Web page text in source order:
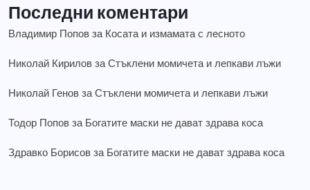
Последни коментари
Владимир Попов за Косата и измамата с лесното
Николай Кирилов заСтъклени момичета и лепкави лъжи
Николай Генов заСтъклени момичета и лепкави лъжи
Тодор Попов за Богатите маски не дават здрава коса
Здравко Борисов за Богатите маски не дават здрава коса